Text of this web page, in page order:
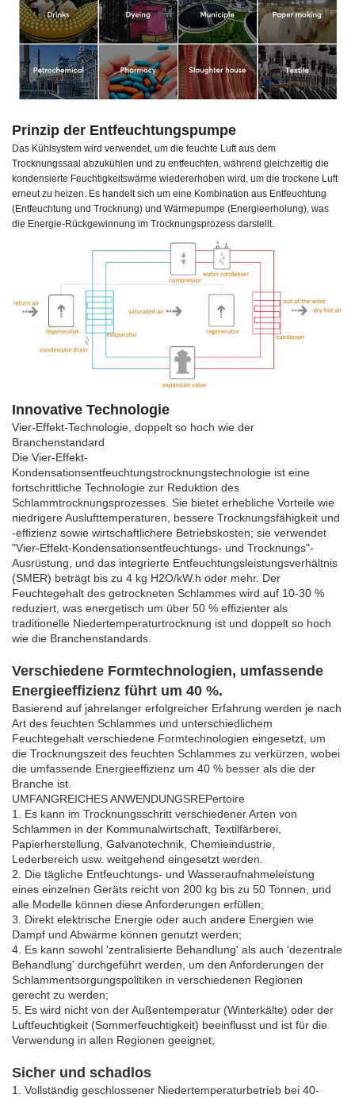
Prinzip der Entfeuchtungspumpe
Das Kühlsystem wird verwendet, um die feuchte Luft aus dem
Trocknungssaal abzukühlen und zu entfeuchten, während gleichzeitig die
kondensierte Feuchtigkeitswärme wiedererhoben wird, um die trockene Luft
erneut zu heizen. Es handelt sich um eine Kombination aus Entfeuchtung
(Entfeuchtung und Trocknung) und Wärmepumpe (Energieerholung), was
die Energie-Rückgewinnung im Trocknungsprozess darstellt.
Innovative Technologie
Vier-Effekt-Technologie, doppelt so hoch wie der
Branchenstandard
Die Vier-Effekt-
Kondensationsentfeuchtungstrocknungstechnologie ist eine
fortschrittliche Technologie zur Reduktion des
Schlammtrocknungsprozesses. Sie bietet erhebliche Vorteile wie
niedrigere Auslufttemperaturen, bessere Trocknungsfähigkeit und
-effizienz sowie wirtschaftlichere Betriebskosten; sie verwendet
"Vier-Effekt-Kondensationsentfeuchtungs- und Trocknungs"-
Ausrüstung, und das integrierte Entfeuchtungsleistungsverhältnis
(SMER) beträgt bis zu 4 kg H2O/kW.h oder mehr. Der
Feuchtegehalt des getrockneten Schlammes wird auf 10-30 %
reduziert, was energetisch um über 50 % effizienter als
traditionelle Niedertemperaturtrocknung ist und doppelt so hoch
wie die Branchenstandards.
Verschiedene Formtechnologien, umfassende
Energieeffizienz führt um 40 %.
Basierend auf jahrelanger erfolgreicher Erfahrung werden je nach
Art des feuchten Schlammes und unterschiedlichem
Feuchtegehalt verschiedene Formtechnologien eingesetzt, um
die Trocknungszeit des feuchten Schlammes zu verkürzen, wobei
die umfassende Energieeffizienz um 40 % besser als die der
Branche ist.
UMFANGREICHES ANWENDUNGSREPertoire
1. Es kann im Trocknungsschritt verschiedener Arten von
Schlammen in der Kommunalwirtschaft, Textilfärberei,
Papierherstellung, Galvanotechnik, Chemieindustrie,
Lederbereich usw. weitgehend eingesetzt werden.
2. Die tägliche Entfeuchtungs- und Wasseraufnahmeleistung
eines einzelnen Geräts reicht von 200 kg bis zu 50 Tonnen, und
alle Modelle können diese Anforderungen erfüllen;
3. Direkt elektrische Energie oder auch andere Energien wie
Dampf und Abwärme können genutzt werden;
4. Es kann sowohl 'zentralisierte Behandlung' als auch 'dezentrale
Behandlung' durchgeführt werden, um den Anforderungen der
Schlammentsorgungspolitiken in verschiedenen Regionen
gerecht zu werden;
5. Es wird nicht von der Außentemperatur (Winterkälte) oder der
Luftfeuchtigkeit (Sommerfeuchtigkeit) beeinflusst und ist für die
Verwendung in allen Regionen geeignet;
Sicher und schadlos
1. Vollständig geschlossener Niedertemperaturbetrieb bei 40-